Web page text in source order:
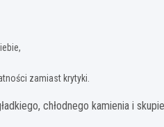
zamiast krytyki.
chłodnego kamienia i